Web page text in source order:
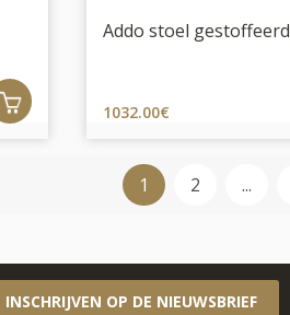
Addo stoel gestoffeerd
1032.00€
1 2 ...
INSCHRIJVEN OP DE NIEUWSBRIEF